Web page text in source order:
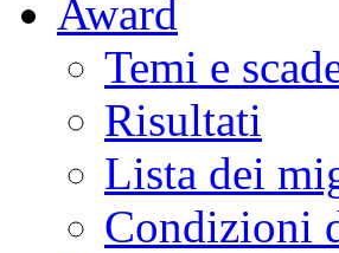
Award
Temi e
Risultati
Lista dei
Condizioni